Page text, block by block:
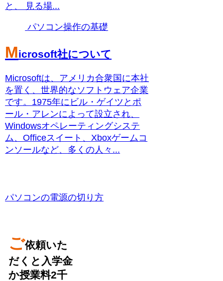
と、 見る場...
パソコン操作の基礎
Microsoft社について
Microsoftは、アメリカ合衆国に本社
を置く、世界的なソフトウェア企業
です。1975年にビル・ゲイツとポ
ール・アレンによって設立され、
Windowsオペレーティングシステ
ム、Officeスイート、Xboxゲームコ
ンソールなど、多くの人々...
パソコンの電源の切り方
ご依頼いた
だくと入学金
か授業料2千